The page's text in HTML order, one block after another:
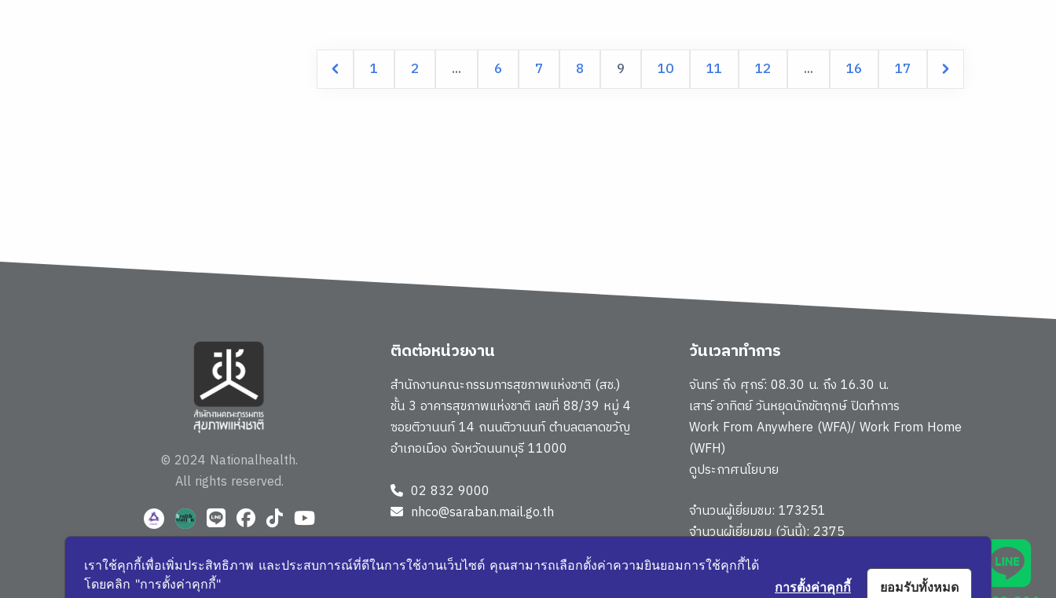
1 2 ... 6 7 8 9 10 11 12 ... 16 17
© 2024 Nationalhealth.
All rights reserved.
ติดต่อหน่วยงาน
สำนักงานคณะกรรมการสุขภาพแห่งชาติ (สช.)
ชั้น 3 อาคารสุขภาพแห่งชาติ เลขที่ 88/39 หมู่ 4
ซอยติวานนท์ 14 ถนนติวานนท์ ตำบลตลาดขวัญ
อำเภอเมือง จังหวัดนนทบุรี 11000
02 832 9000
nhco@saraban.mail.go.th
วันเวลาทำการ
จันทร์ ถึง ศุกร์: 08.30 น. ถึง 16.30 น.
เสาร์ อาทิตย์ วันหยุดนักขัตฤกษ์ ปิดทำการ
Work From Anywhere (WFA)/ Work From Home
(WFH)
ดูประกาศนโยบาย
จำนวนผู้เยี่ยมชม: 173251
จำนวนผู้เยี่ยมชม (วันนี้): 2375
แผนผังเว็บไซต์
เราใช้คุกกี้เพื่อเพิ่มประสิทธิภาพ และประสบการณ์ที่ดีในการใช้งานเว็บไซต์ คุณสามารถเลือกตั้งค่าความยินยอมการใช้คุกกี้ได้
โดยคลิก "การตั้งค่าคุกกี้"
ยอมรับทั้งหมด
การตั้งค่าคุกกี้